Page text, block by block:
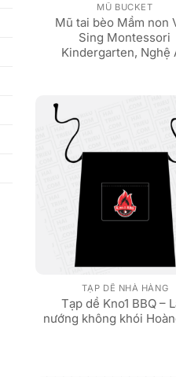
MŨ BUCKET
Mũ tai bèo Mầm non
Sing Montessori
Kindergarten, Nghệ
TẠP DỀ NHÀ HÀNG
Tạp dề Kno1 BBQ –
nướng không khói